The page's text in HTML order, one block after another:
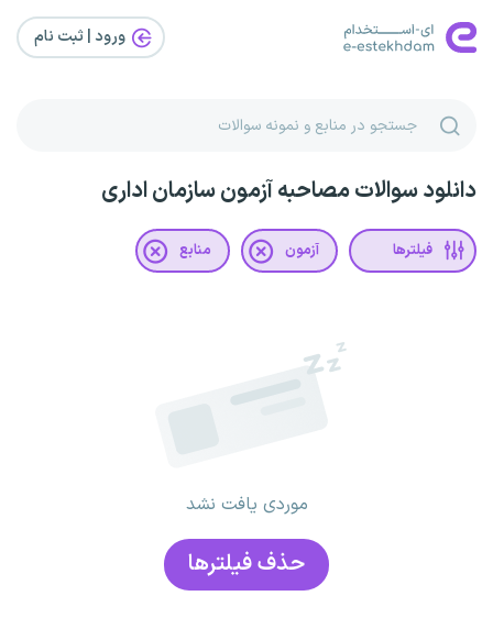
ورود | ثبت‌ نام
دانلود سوالات مصاحبه آزمون سازمان اداری
فیلترها آزمون منابع
موردی یافت نشد
حذف فیلتر‌ها